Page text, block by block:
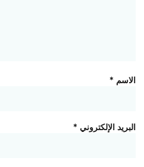
الاسم *
البريد الإلكتروني *